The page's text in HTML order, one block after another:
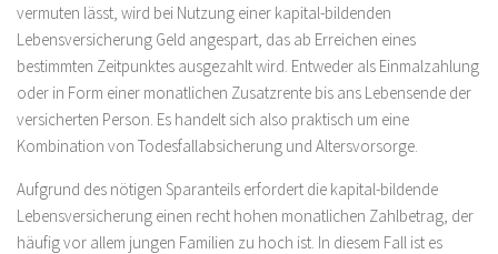
vermuten lässt, wird bei Nutzung einer kapital-bildenden
Lebensversicherung Geld angespart, das ab Erreichen eines
bestimmten Zeitpunktes ausgezahlt wird. Entweder als Einmalzahlung
oder in Form einer monatlichen Zusatzrente bis ans Lebensende der
versicherten Person. Es handelt sich also praktisch um eine
Kombination von Todesfallabsicherung und Altersvorsorge.
Aufgrund des nötigen Sparanteils erfordert die kapital-bildende
Lebensversicherung einen recht hohen monatlichen Zahlbetrag, der
häufig vor allem jungen Familien zu hoch ist. In diesem Fall ist es